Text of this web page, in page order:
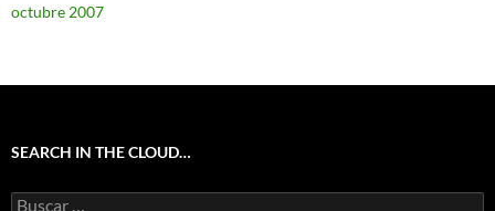
octubre 2007
SEARCH IN THE CLOUD…
Buscar: